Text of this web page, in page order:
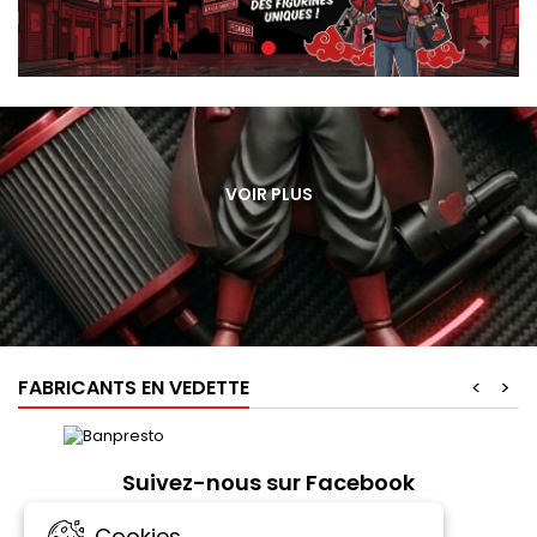
VOIR PLUSABOUT
US
FABRICANTS EN VEDETTE >
<
Suivez-nous sur Facebook